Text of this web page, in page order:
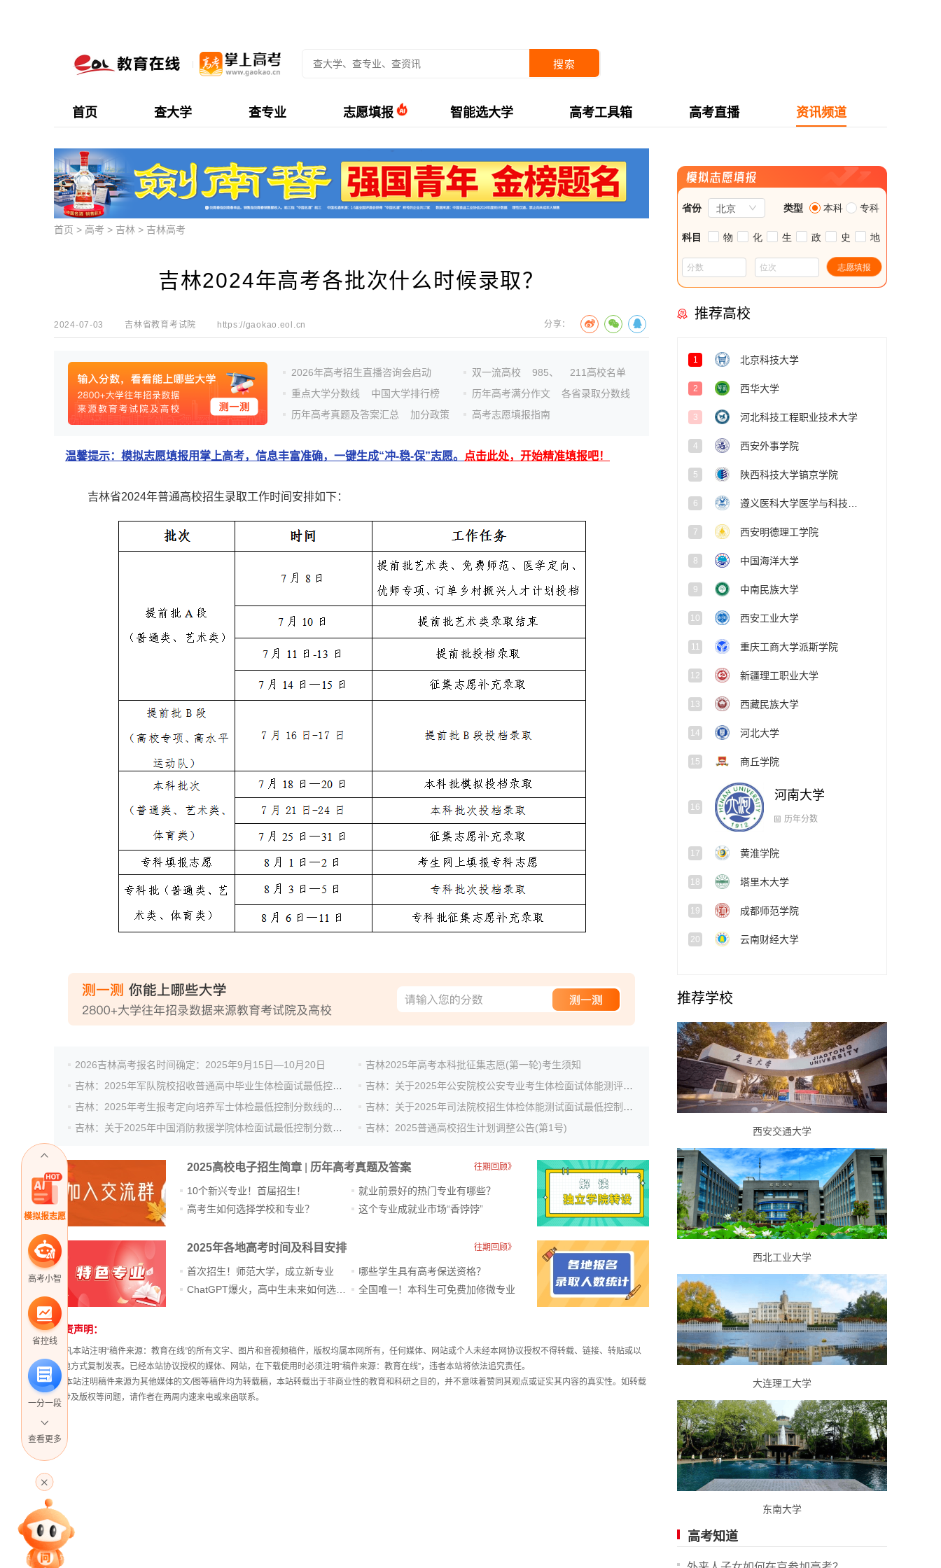
搜索
首页 查大学 查专业 志愿填报 智能选大学 高考工具箱 高考直播 资讯频道
模拟报志愿
高考小智
省控线
一分一段
专家指导课
查看更多
首页 > 高考 > 吉林 > 吉林高考
吉林2024年高考各批次什么时候录取？
2024-07-03 吉林省教育考试院 https://gaokao.eol.cn 分享：
2026年高考招生直播咨询会启动
重点大学分数线
中国大学排行榜
历年高考真题及答案汇总
加分政策
双一流高校 985、
211高校名单
历年高考满分作文
各省录取分数线
高考志愿填报指南
温馨提示：模拟志愿填报用掌上高考，信息丰富准确，一键生成“冲-稳-保”志愿。 点击此处，开始精准填报吧！
吉林省2024年普通高校招生录取工作时间安排如下：
2026吉林高考报名时间确定：2025年9月15日—10月20日
吉林2025年高考本科批征集志愿(第一轮)考生须知
吉林：2025普通高校招生计划调整公告(第1号)
2025高校电子招生简章 历年高考真题及答案 往期回顾》
10个新兴专业！首届招生！
高考生如何选择学校和专业？
就业前景好的热门专业有哪些？
这个专业成就业市场“香饽饽”​
2025年各地高考时间及科目安排 往期回顾》
首次招生！师范大学，成立新专业
哪些学生具有高考保送资格？
全国唯一！本科生可免费加修微专业
免责声明：
① 凡本站注明“稿件来源：教育在线”的所有文字、图片和音视频稿件，版权均属本网所有，任何媒体、网站或个人未经本网协议授权不得转载、链接、转贴或以
其他方式复制发表。已经本站协议授权的媒体、网站，在下载使用时必须注明“稿件来源：教育在线”，违者本站将依法追究责任。
② 本站注明稿件来源为其他媒体的文/图等稿件均为转载稿，本站转载出于非商业性的教育和科研之目的，并不意味着赞同其观点或证实其内容的真实性。如转载
稿涉及版权等问题，请作者在两周内速来电或来函联系。
推荐高校
1 北京科技大学
2 西华大学
3 河北科技工程职业技术大学
4 西安外事学院
5 陕西科技大学镐京学院
6
7 西安明德理工学院
8 中国海洋大学
9 中南民族大学
10 西安工业大学
11 重庆工商大学派斯学院
12 新疆理工职业大学
13 西藏民族大学
14 河北大学
15 商丘学院
河南大学
黄淮学院
18 塔里木大学
19 成都师范学院
20 云南财经大学
推荐学校
西安交通大学
西北工业大学
大连理工大学
东南大学
高考知道